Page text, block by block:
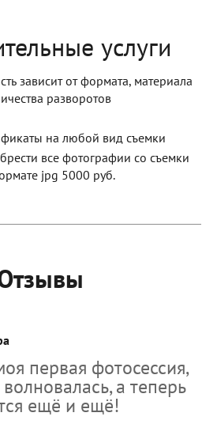
услуги
зависит от формата, материала
разворотов
на любой вид съемки
все фотографии со съемки
jpg 5000 руб.
первая фотосессия,
волновалась, а теперь
ещё и ещё!